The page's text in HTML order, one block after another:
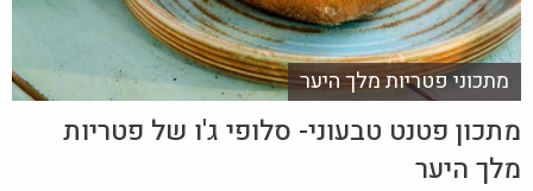
מתכוני פטריות מלך היער
מתכון פטנט טבעוני- סלופי ג'ו של פטריות
מלך היער